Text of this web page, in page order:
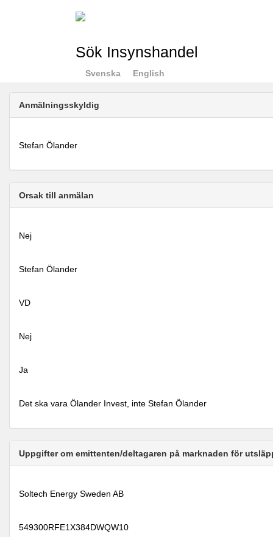
Sök Insynshandel
Svenska English
Anmälningsskyldig
Stefan Ölander
Orsak till anmälan
Nej
Stefan Ölander
VD
Nej
Ja
Det ska vara Ölander Invest, inte Stefan Ölander
Uppgifter om emittenten/deltagaren på marknaden för
Soltech Energy Sweden AB
549300RFE1X384DWQW10